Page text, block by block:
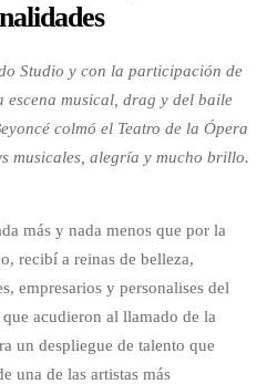
Studio y con la participación de
escena musical, drag y del baile
colmó el Teatro de la Ópera
musicales, alegría y mucho brillo.
más y nada menos que por la
recibí a reinas de belleza,
empresarios y personalises del
acudieron al llamado de la
un despliegue de talento que
una de las artistas más